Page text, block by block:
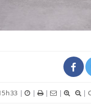
| | | | |